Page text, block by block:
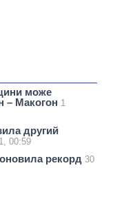
може
– Макогон 1
другий
00:59
оновила рекорд 30